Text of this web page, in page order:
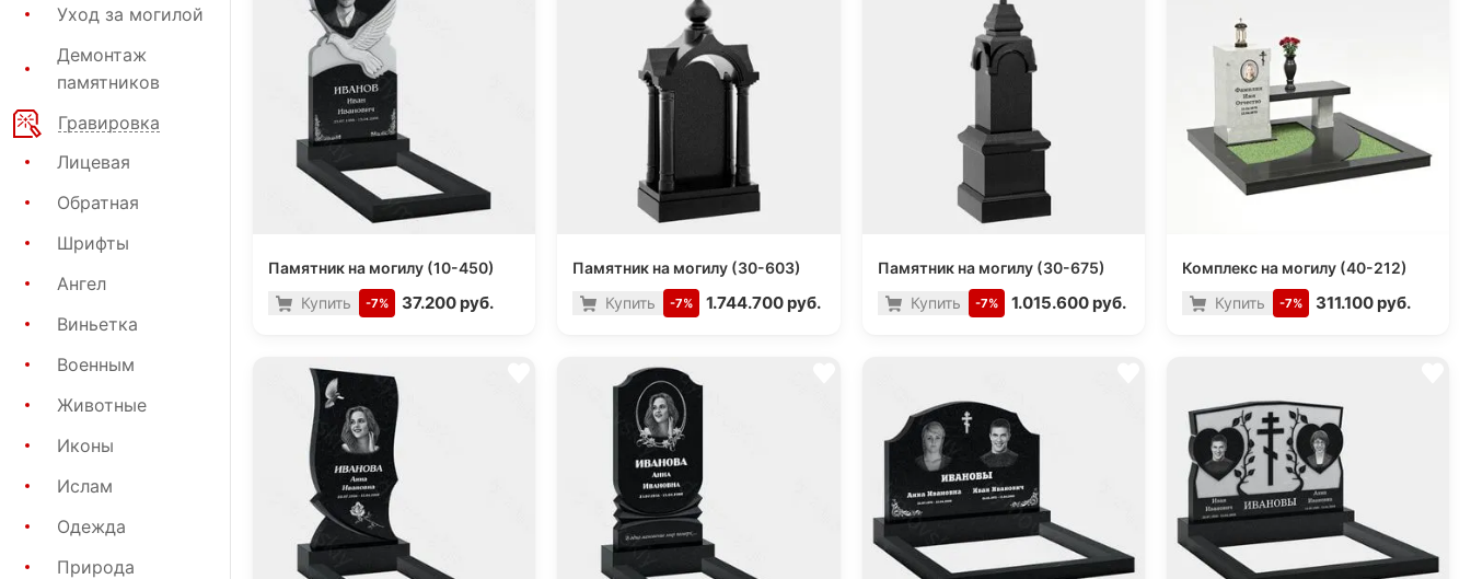
Уход за могилой
Демонтаж
памятников
Гравировка
Лицевая
Обратная
Шрифты
Ангел
Виньетка
Военным
Животные
Иконы
Ислам
Одежда
Природа
Памятник на могилу (10-450)
-7% 37.200 руб.
Купить
Памятник на могилу (30-603)
-7% 1.744.700 руб.
Купить
Памятник на могилу (30-675)
-7% 1.015.600 руб.
Купить
Комплекс на могилу (40-212)
-7% 311.100 руб.
Купить